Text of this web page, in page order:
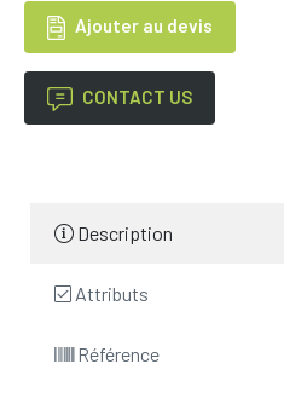
Ajouter au devis
CONTACT US
Description
Attributs
Référence